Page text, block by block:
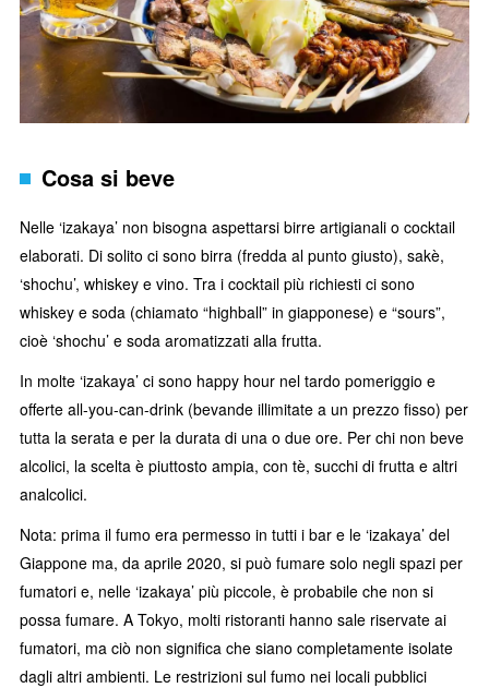
Cosa si beve
Nelle ‘izakaya’ non bisogna aspettarsi birre artigianali o cocktail
elaborati. Di solito ci sono birra (fredda al punto giusto), sakè,
‘shochu’, whiskey e vino. Tra i cocktail più richiesti ci sono
whiskey e soda (chiamato “highball” in giapponese) e “sours”,
cioè ‘shochu’ e soda aromatizzati alla frutta.
In molte ‘izakaya’ ci sono happy hour nel tardo pomeriggio e
offerte all-you-can-drink (bevande illimitate a un prezzo fisso) per
tutta la serata e per la durata di una o due ore. Per chi non beve
alcolici, la scelta è piuttosto ampia, con tè, succhi di frutta e altri
analcolici.
Nota: prima il fumo era permesso in tutti i bar e le ‘izakaya’ del
Giappone ma, da aprile 2020, si può fumare solo negli spazi per
fumatori e, nelle ‘izakaya’ più piccole, è probabile che non si
possa fumare. A Tokyo, molti ristoranti hanno sale riservate ai
fumatori, ma ciò non significa che siano completamente isolate
dagli altri ambienti. Le restrizioni sul fumo nei locali pubblici